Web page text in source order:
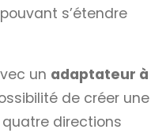
pouvant s’étendre
un adaptateur à
de créer une
directions